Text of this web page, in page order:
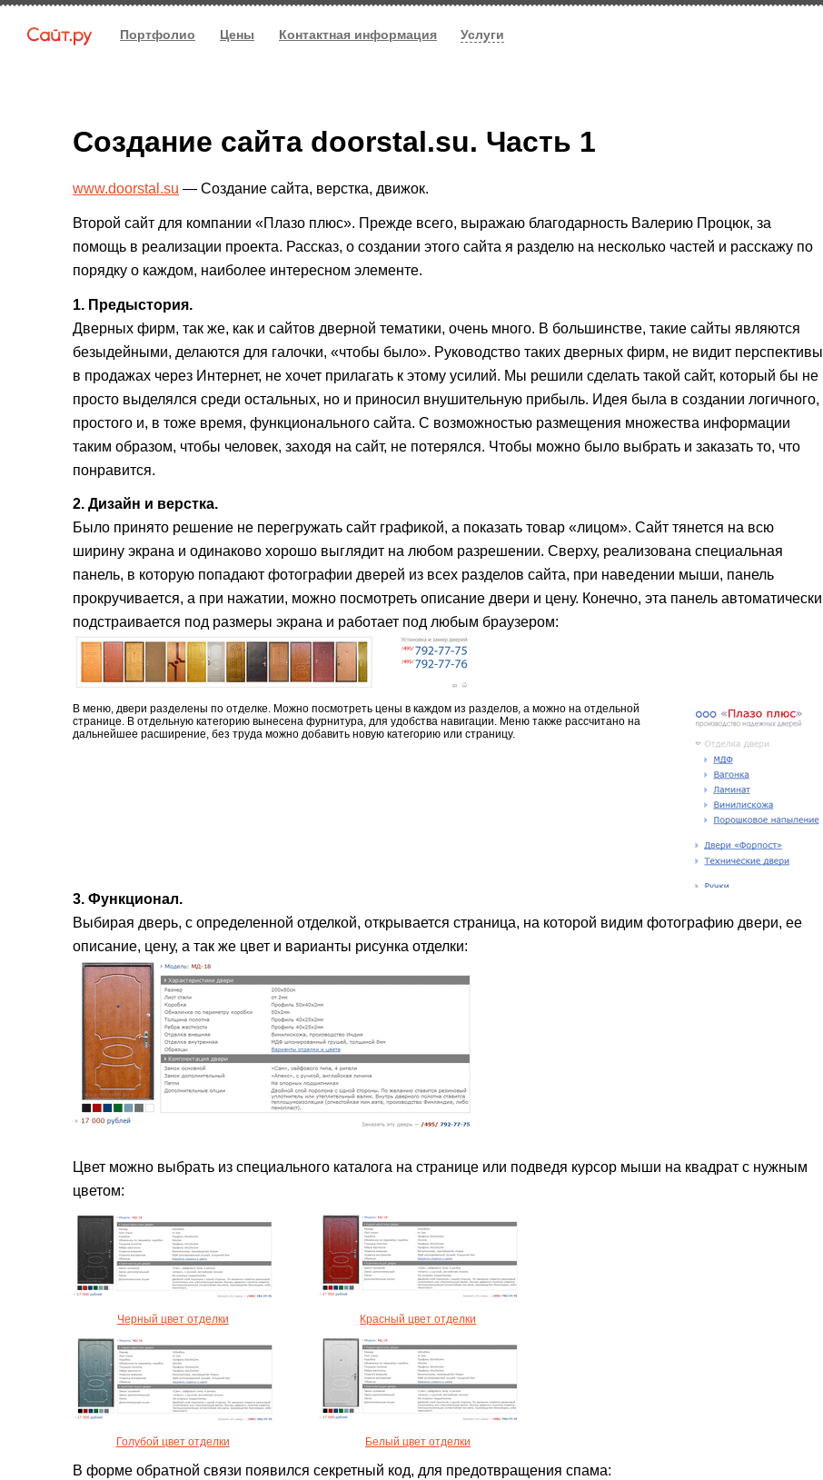
Портфолио Цены Контактная информация Услуги
Создание сайта doorstal.su. Часть 1
www.doorstal.su — Создание сайта, верстка, движок.
Второй сайт для компании «Плазо плюс». Прежде всего, выражаю благодарность Валерию Процюк, за
помощь в реализации проекта. Рассказ, о создании этого сайта я разделю на несколько частей и расскажу по
порядку о каждом, наиболее интересном элементе.
1. Предыстория.
Дверных фирм, так же, как и сайтов дверной тематики, очень много. В большинстве, такие сайты являются
безыдейными, делаются для галочки, «чтобы было». Руководство таких дверных фирм, не видит перспективы
в продажах через Интернет, не хочет прилагать к этому усилий. Мы решили сделать такой сайт, который бы не
просто выделялся среди остальных, но и приносил внушительную прибыль. Идея была в создании логичного,
простого и, в тоже время, функционального сайта. С возможностью размещения множества информации
таким образом, чтобы человек, заходя на сайт, не потерялся. Чтобы можно было выбрать и заказать то, что
понравится.
2. Дизайн и верстка.
Было принято решение не перегружать сайт графикой, а показать товар «лицом». Сайт тянется на всю
ширину экрана и одинаково хорошо выглядит на любом разрешении. Сверху, реализована специальная
панель, в которую попадают фотографии дверей из всех разделов сайта, при наведении мыши, панель
прокручивается, а при нажатии, можно посмотреть описание двери и цену. Конечно, эта панель автоматически
подстраивается под размеры экрана и работает под любым браузером:
В меню, двери разделены по отделке. Можно посмотреть цены в каждом из разделов, а можно на отдельной
странице. В отдельную категорию вынесена фурнитура, для удобства навигации. Меню также рассчитано на
дальнейшее расширение, без труда можно добавить новую категорию или страницу.
3. Функционал.
Выбирая дверь, с определенной отделкой, открывается страница, на которой видим фотографию двери, ее
описание, цену, а так же цвет и варианты рисунка отделки:
Цвет можно выбрать из специального каталога на странице или подведя курсор мыши на квадрат с нужным
цветом:
Черный цвет отделки Красный цвет отделки
Голубой цвет отделки Белый цвет отделки
В форме обратной связи появился секретный код, для предотвращения спама: